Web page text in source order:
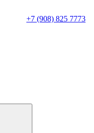
+7 (908) 825 7773